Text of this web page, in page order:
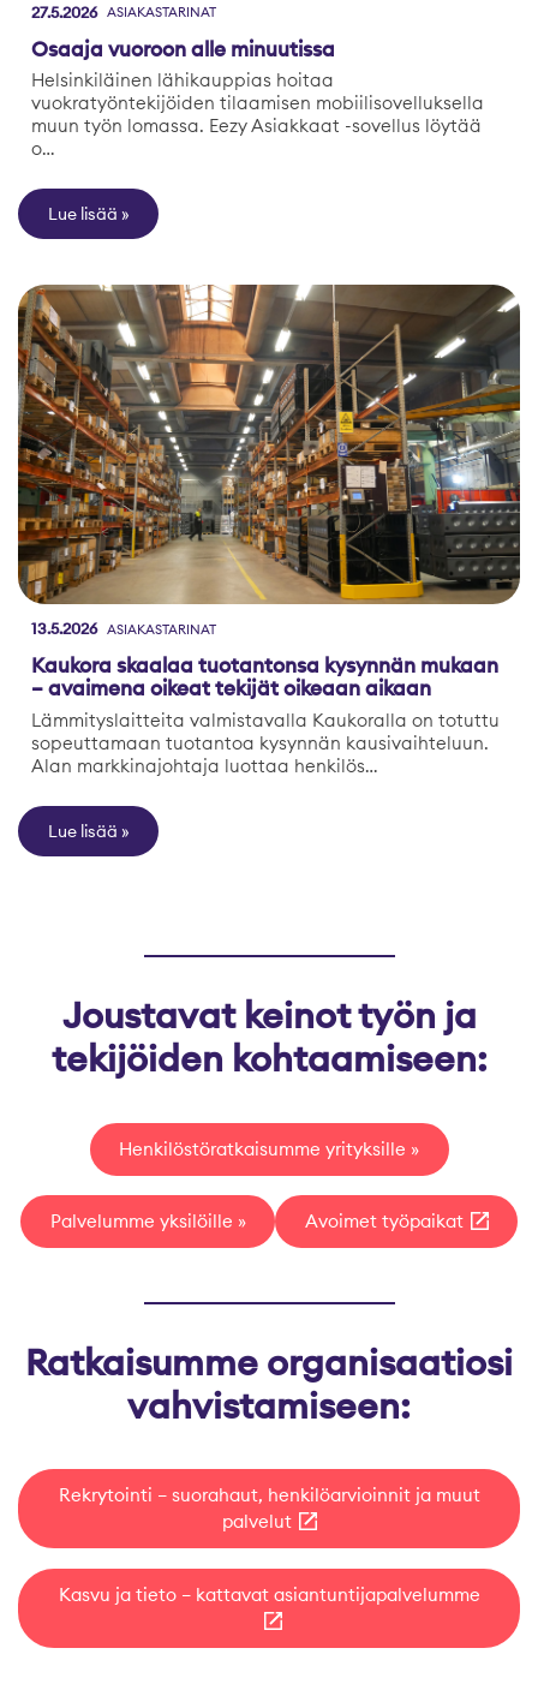
27.5.2026 ASIAKASTARINAT
Osaaja vuoroon alle minuutissa
Helsinkiläinen lähikauppias hoitaa
vuokratyöntekijöiden tilaamisen mobiilisovelluksella
muun työn lomassa. Eezy Asiakkaat -sovellus löytää
o…
Lue lisää
13.5.2026 ASIAKASTARINAT
Kaukora skaalaa tuotantonsa kysynnän mukaan
– avaimena oikeat tekijät oikeaan aikaan
Lämmityslaitteita valmistavalla Kaukoralla on totuttu
sopeuttamaan tuotantoa kysynnän kausivaihteluun.
Alan markkinajohtaja luottaa henkilös…
Lue lisää
Joustavat keinot työn ja
tekijöiden kohtaamiseen:
Henkilöstöratkaisumme yrityksille
Palvelumme yksilöille Avoimet työpaikat
Ratkaisumme organisaatiosi
vahvistamiseen:
Rekrytointi – suorahaut, henkilöarvioinnit ja muut
palvelut
Kasvu ja tieto – kattavat asiantuntijapalvelumme